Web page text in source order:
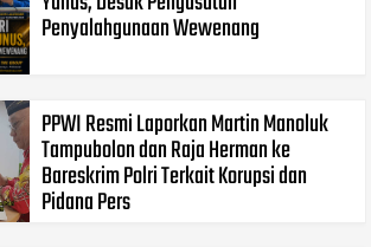
Penyalahgunaan Wewenang
PPWI Resmi Laporkan Martin Manoluk
Tampubolon dan Raja Herman ke
Bareskrim Polri Terkait Korupsi dan
Pidana Pers